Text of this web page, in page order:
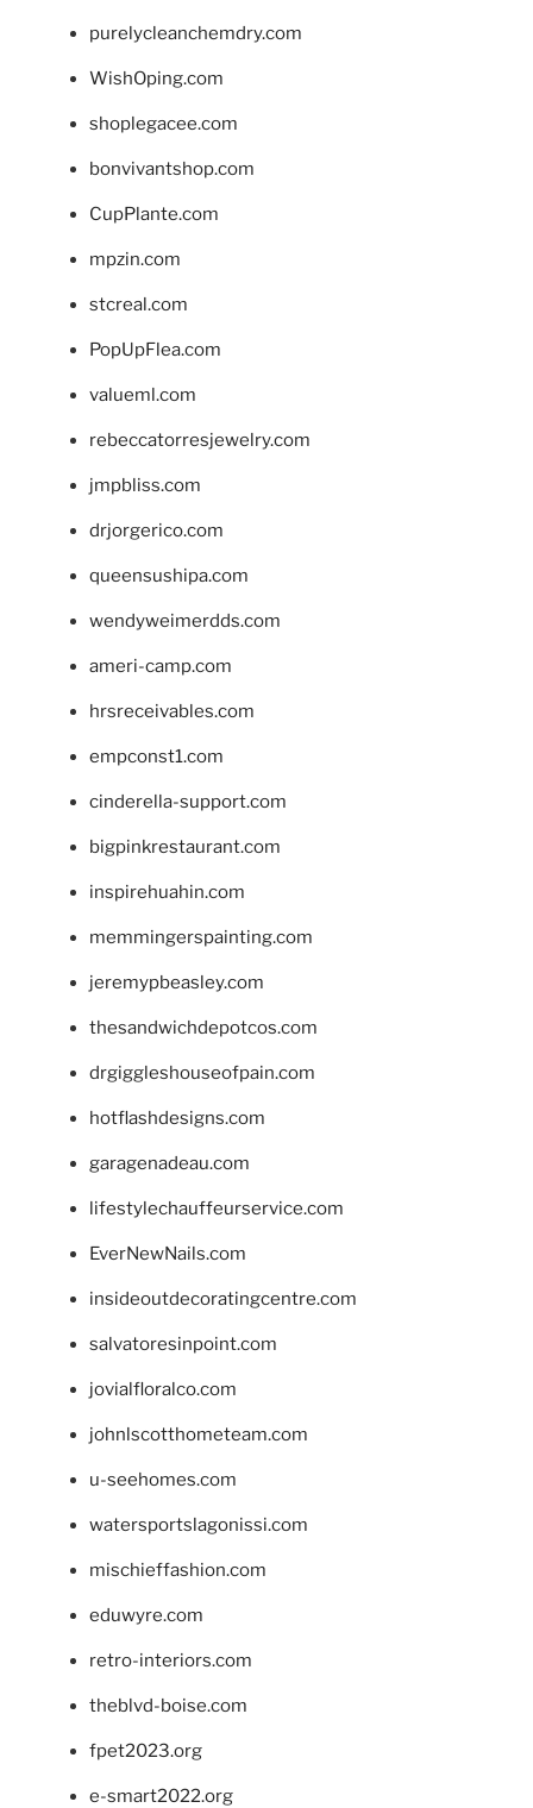
purelycleanchemdry.com
WishOping.com
shoplegacee.com
bonvivantshop.com
CupPlante.com
mpzin.com
stcreal.com
PopUpFlea.com
valueml.com
rebeccatorresjewelry.com
jmpbliss.com
drjorgerico.com
queensushipa.com
wendyweimerdds.com
ameri-camp.com
hrsreceivables.com
empconst1.com
cinderella-support.com
bigpinkrestaurant.com
inspirehuahin.com
memmingerspainting.com
jeremypbeasley.com
thesandwichdepotcos.com
drgiggleshouseofpain.com
hotflashdesigns.com
garagenadeau.com
lifestylechauffeurservice.com
EverNewNails.com
insideoutdecoratingcentre.com
salvatoresinpoint.com
jovialfloralco.com
johnlscotthometeam.com
u-seehomes.com
watersportslagonissi.com
mischieffashion.com
eduwyre.com
retro-interiors.com
theblvd-boise.com
fpet2023.org
e-smart2022.org